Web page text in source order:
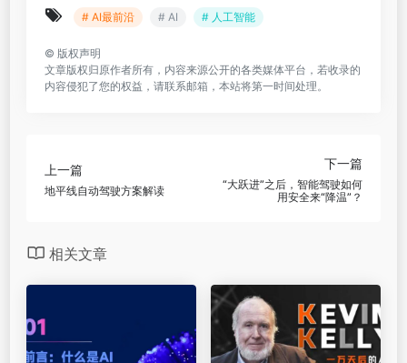
# AI最前沿 # AI # 人工智能
© 版权声明
文章版权归原作者所有，内容来源公开的各类媒体平台，若收录的
内容侵犯了您的权益，请联系邮箱，本站将第一时间处理。
上一篇
地平线自动驾驶方案解读
下一篇
“大跃进”之后，智能驾驶如何
用安全来“降温”？
相关文章